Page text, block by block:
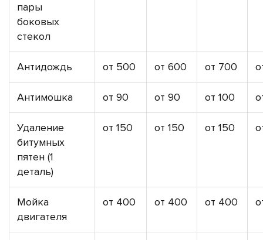
пары
боковых
стекол
Антидождь от 500 от 600 от 700
Антимошка от 90 от 90 от 100
Удаление
битумных
пятен (1
деталь)
от 150 от 150 от 150
Мойка
двигателя
от 400 от 400 от 400